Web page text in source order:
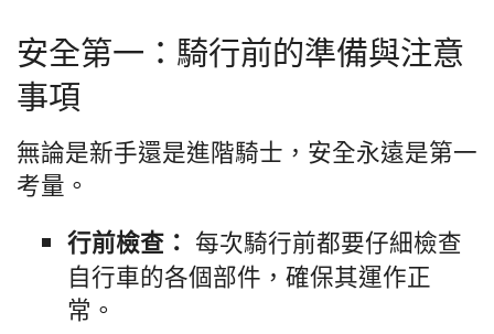
安全第一：騎行前的準備與注意
事項
無論是新手還是進階騎士，安全永遠是第一
考量。
行前檢查： 每次騎行前都要仔細檢查
自行車的各個部件，確保其運作正
常。